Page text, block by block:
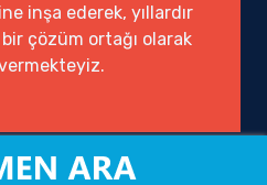
inşa ederek, yıllardır
çözüm ortağı olarak